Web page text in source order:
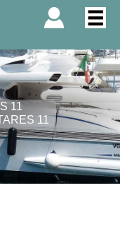
11
11